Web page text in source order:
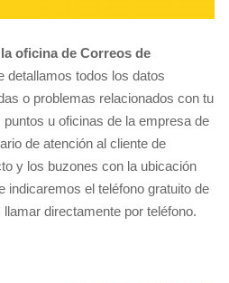
oficina de Correos de
detallamos todos los datos
o problemas relacionados con tu
u oficinas de la empresa de
de atención al cliente de
y los buzones con la ubicación
indicaremos el teléfono gratuito de
directamente por teléfono.